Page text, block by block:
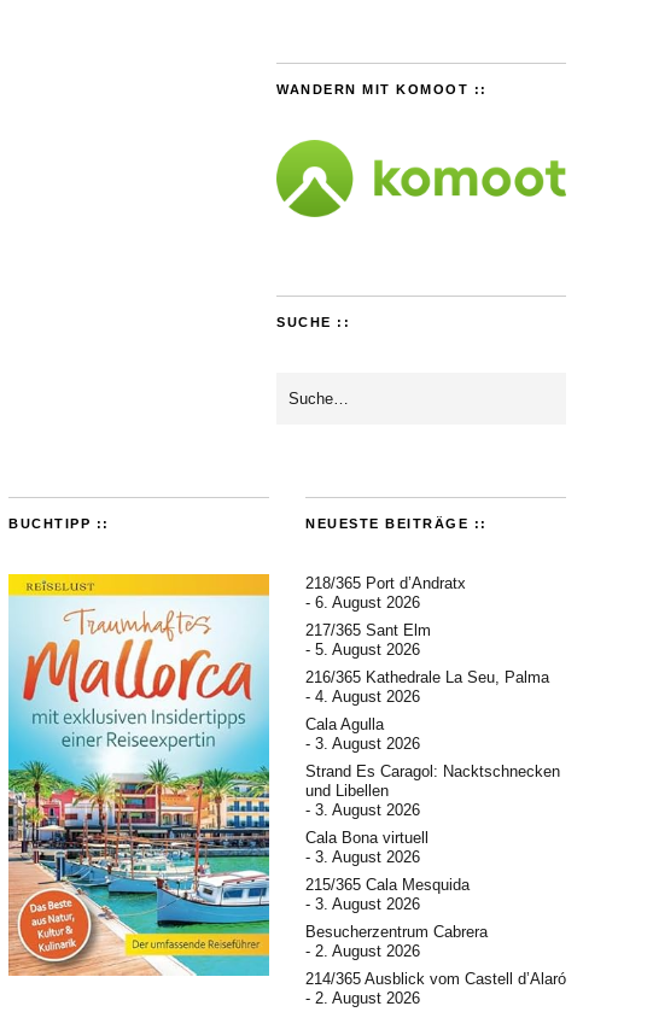
WANDERN MIT KOMOOT ::
SUCHE ::
BUCHTIPP :: NEUESTE BEITRÄGE ::
218/365 Port d’Andratx
6. August 2026
217/365 Sant Elm
5. August 2026
216/365 Kathedrale La Seu, Palma
4. August 2026
Cala Agulla
3. August 2026
Strand Es Caragol: Nacktschnecken
und Libellen
3. August 2026
Cala Bona virtuell
3. August 2026
215/365 Cala Mesquida
3. August 2026
Besucherzentrum Cabrera
2. August 2026
214/365 Ausblick vom Castell d’Alaró
2. August 2026